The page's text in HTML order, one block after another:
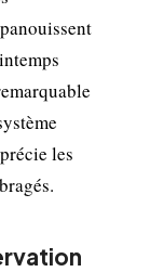
les